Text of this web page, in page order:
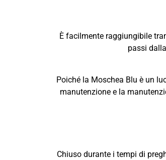
È facilmente raggiungibile
passi
Poiché la Moschea Blu è un
manutenzione e la
Chiuso durante i tempi di